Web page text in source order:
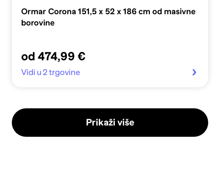
Ormar Corona 151,5 x 52 x 186 cm od masivne
borovine
od 474,99 €
Vidi u 2 trgovine
Prikaži više